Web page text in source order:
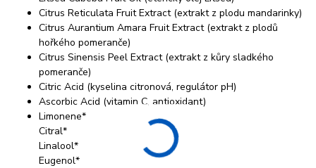
Citrus Reticulata Fruit Extract (extrakt z plodu mandarinky)
Citrus Aurantium Amara Fruit Extract (extrakt z plodů
hořkého pomeranče)
Citrus Sinensis Peel Extract (extrakt z kůry sladkého
pomeranče)
Citric Acid (kyselina citronová, regulátor pH)
Ascorbic Acid (vitamin C, antioxidant)
Limonene*
Citral*
Linalool*
Eugenol*